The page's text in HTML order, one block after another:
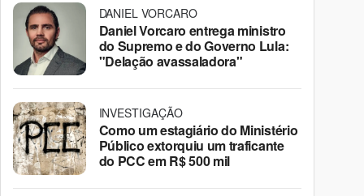
DANIEL VORCARO
Daniel Vorcaro entrega ministro
do Supremo e do Governo Lula:
"Delação avassaladora"
INVESTIGAÇÃO
Como um estagiário do Ministério
Público extorquiu um traficante
do PCC em R$ 500 mil